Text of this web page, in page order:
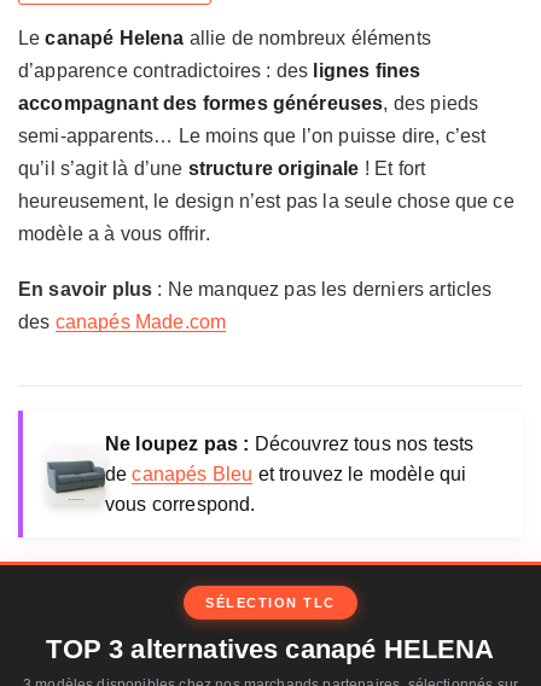
Lecanapé Helena allie de nombreux éléments
d’apparence contradictoires : des lignes fines
accompagnant des formes généreuses, des pieds
semi-apparents… Le moins que l’on puisse dire, c’est
qu’il s’agit là d’une structure originale ! Et fort
heureusement, le design n’est pas la seule chose que ce
modèle a à vous offrir.
En savoir plus : Ne manquez pas les derniers articles
des canapés Made.com
Ne loupez pas : Découvrez tous nos tests
decanapés Bleu et trouvez le modèle qui
vous correspond.
SÉLECTION TLC
TOP 3 alternatives canapé HELENA